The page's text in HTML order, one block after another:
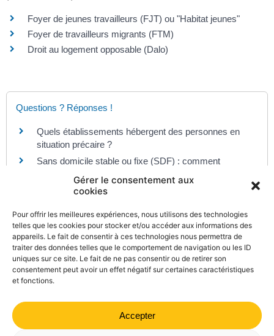
Gérer le consentement aux
cookies
Pour offrir les meilleures expériences, nous utilisons des technologies
telles que les cookies pour stocker et/ou accéder aux informations des
appareils. Le fait de consentir à ces technologies nous permettra de
traiter des données telles que le comportement de navigation ou les ID
uniques sur ce site. Le fait de ne pas consentir ou de retirer son
consentement peut avoir un effet négatif sur certaines caractéristiques
et fonctions.
Accepter
Foyer de jeunes travailleurs (FJT) ou "Habitat jeunes"
Foyer de travailleurs migrants (FTM)
Droit au logement opposable (Dalo)
Questions ? Réponses !
Quels établissements hébergent des personnes en
situation précaire ?
Sans domicile stable ou fixe (SDF) : comment
obtenir une domiciliation ?
Et aussi
Aides personnelles au logement
Logement
© Direction de l'information légale et administrative
comarquage developpé par